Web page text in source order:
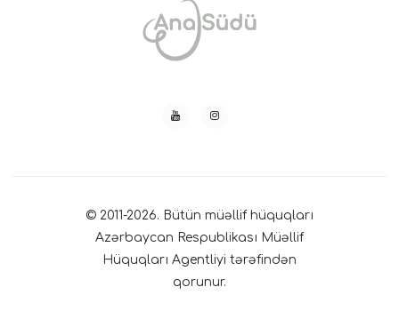
© 2011-2026. Bütün müəllif hüquqları
Azərbaycan Respublikası Müəllif
Hüquqları Agentliyi tərəfindən
qorunur.